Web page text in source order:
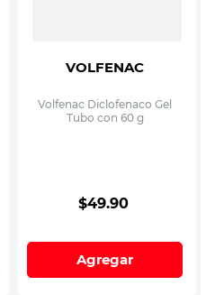
VOLFENAC
Volfenac Diclofenaco Gel
Tubo con 60 g
$49.90
Agregar